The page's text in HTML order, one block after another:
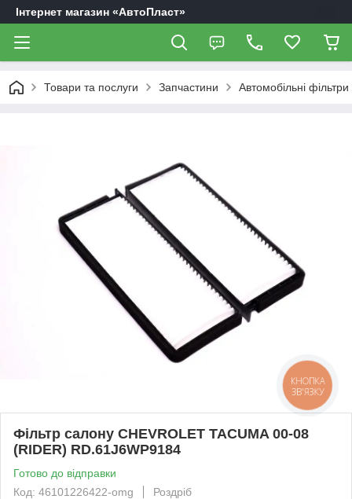
Інтернет магазин «АвтоПласт»
Товари та послуги Запчастини Автомобільні фільтри
Фільтр салону CHEVROLET TACUMA 00-08
(RIDER) RD.61J6WP9184
Готово до відправки
Код: 46101226422-omg
Роздріб
КНОПКА
ЗВ'ЯЗКУ